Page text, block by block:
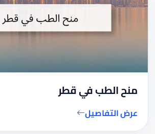
منح الطب في قطر
عرض التفاصيل